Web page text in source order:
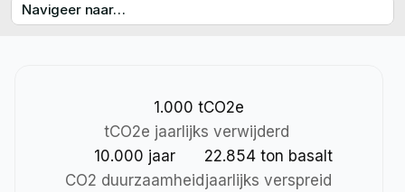
Navigeer naar…
1.000 tCO2e
tCO2e jaarlijks verwijderd
10.000 jaar
CO2 duurzaamheid
22.854 ton basalt
jaarlijks verspreid